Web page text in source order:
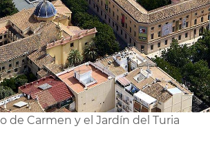
de Carmen y el Jardín del Turia